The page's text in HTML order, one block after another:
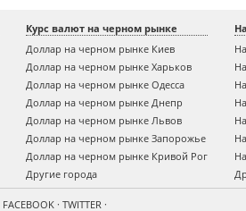
Курс валют на черном рынке
Доллар на черном рынке Киев
Доллар на черном рынке Харьков
Доллар на черном рынке Одесса
Доллар на черном рынке Днепр
Доллар на черном рынке Львов
Доллар на черном рынке Запорожье
Доллар на черном рынке Кривой Рог
Другие города
FACEBOOK · TWITTER ·